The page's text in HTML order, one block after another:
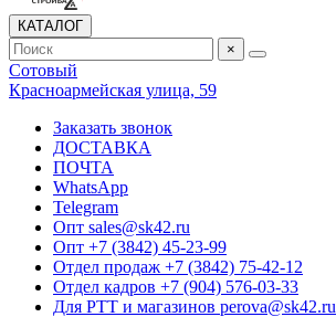
КАТАЛОГ
×
Сотовый
Красноармейская улица, 59
Заказать звонок
ДОСТАВКА
ПОЧТА
WhatsApp
Telegram
Опт sales@sk42.ru
Опт +7 (3842) 45-23-99
Отдел продаж +7 (3842) 75-42-12
Отдел кадров +7 (904) 576-03-33
Для РТТ и магазинов perova@sk42.ru